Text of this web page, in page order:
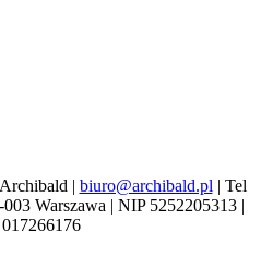
| biuro@archibald.pl | Tel
003 Warszawa | NIP 5252205313 |